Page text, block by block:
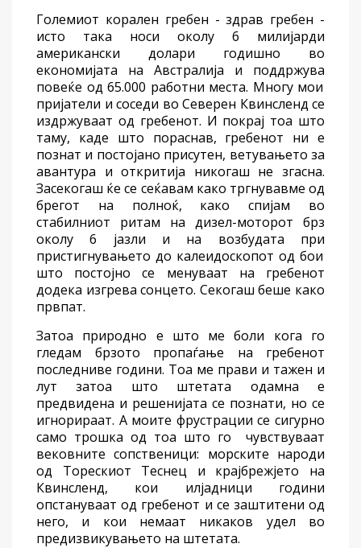
Големиот корален гребен - здрав гребен -
исто така носи околу 6 милијарди
американски долари годишно во
економијата на Австралија и поддржува
повеќе од 65.000 работни места. Многу мои
пријатели и соседи во Северен Квинсленд се
издржуваат од гребенот. И покрај тоа што
таму, каде што пораснав, гребенот ние
познат и постојано присутен, ветувањето за
авантура и откритија никогаш не згасна.
Засекогаш ќе се сеќавам како тргнувавме од
брегот на полноќ, како спијам во
стабилниот ритам на дизел-моторот брз
околу6 јазли и на возбудата при
пристигнувањето до калеидоскопот од бои
што постојно се менуваат на гребенот
додека изгрева сонцето. Секогаш беше како
првпат.
Затоа природно е што ме боли кога го
гледам брзото пропаѓање на гребенот
последниве години. Тоа ме прави и тажен и
лут затоа што штетата одамна е
предвидена и решенијата се познати, но се
игнорираат. Амоите фрустрациисе сигурно
само трошка од тоа што го
чувствуваат
вековнитесопственици: морските народи
од
Торескиот Теснец и крајбрежјето на
Квинсленд, кои илјадници години
опстануваат од гребенот и се заштитени од
него, и кои немаат никаков удел во
предизвикувањето на штетата.